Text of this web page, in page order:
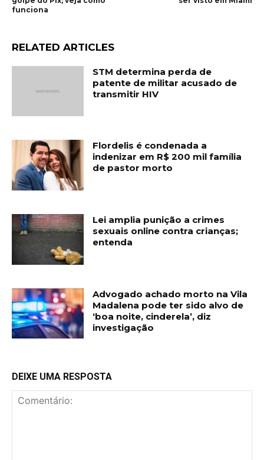
funciona
RELATED ARTICLES
STM determina perda de
patente de militar acusado de
transmitir HIV
Flordelis é condenada a
indenizar em R$ 200 mil família
de pastor morto
Lei amplia punição a crimes
sexuais online contra crianças;
entenda
Advogado achado morto na Vila
Madalena pode ter sido alvo de
‘boa noite, cinderela’, diz
investigação
DEIXE UMA RESPOSTA